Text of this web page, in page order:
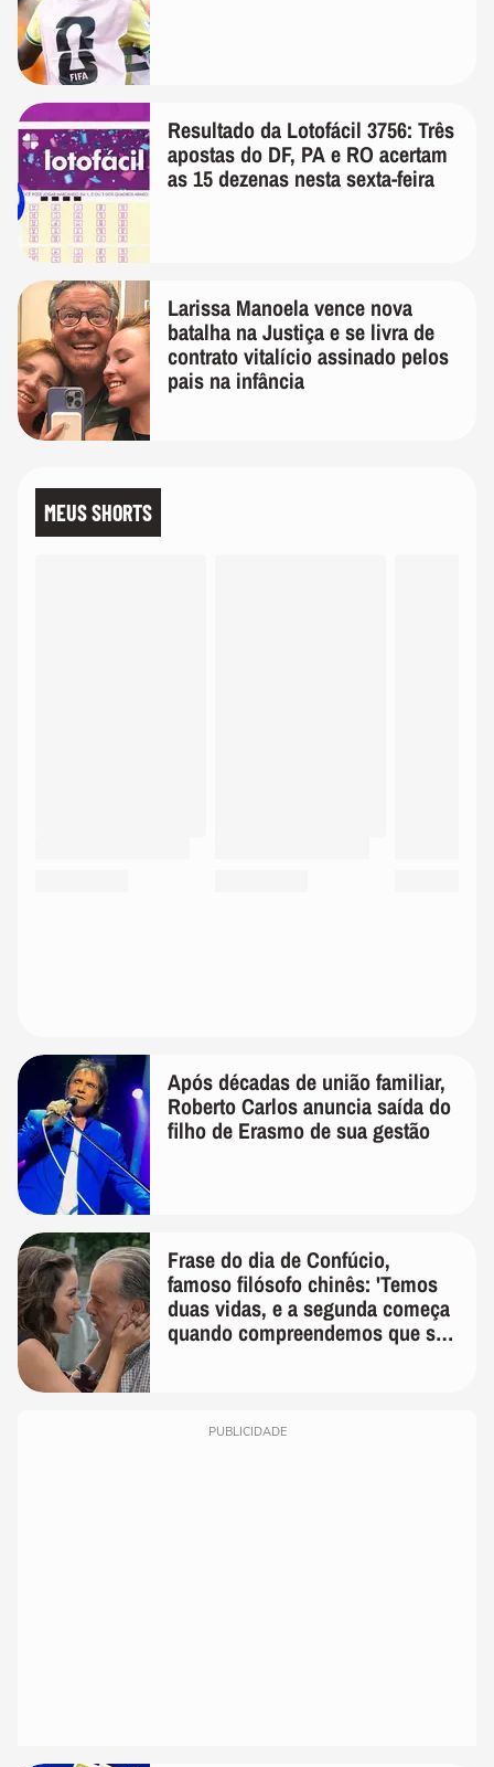
Resultado da Lotofácil 3756: Três
apostas do DF, PA e RO acertam
as 15 dezenas nesta sexta-feira
Larissa Manoela vence nova
batalha na Justiça e se livra de
contrato vitalício assinado pelos
pais na infância
MEUS SHORTS
Após décadas de união familiar,
Roberto Carlos anuncia saída do
filho de Erasmo de sua gestão
Frase do dia de Confúcio,
famoso filósofo chinês: 'Temos
duas vidas, e a segunda começa
quando compreendemos que só
PUBLICIDADE